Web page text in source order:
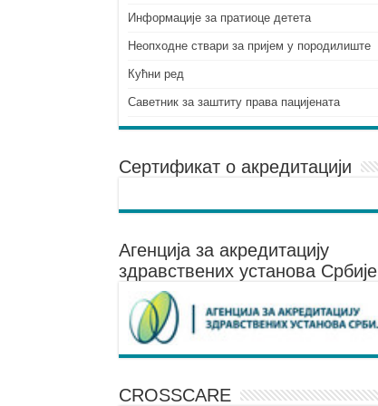
Информације за пратиоце детета
Неопходне ствари за пријем у породилиште
Кућни ред
Саветник за заштиту права пацијената
Сертификат о акредитацији
Агенцијa за акредитацију
здравствених установа Србије
CROSSCARE